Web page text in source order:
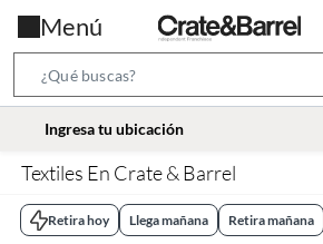
Menú
Bar
location-
Ingresa tu ubicación
Textiles En Crate & Barrel
Retira hoy Llega mañana Retira mañana